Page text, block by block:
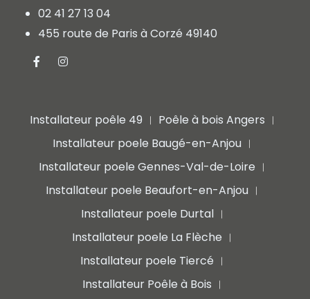
02 41 27 13 04
455 route de Paris à Corzé 49140
Installateur poêle 49 Poêle à bois Angers
Installateur poele Baugé-en-Anjou
Installateur poele Gennes-Val-de-Loire
Installateur poele Beaufort-en-Anjou
Installateur poele Durtal
Installateur poele La Flèche
Installateur poele Tiercé
Installateur Poêle à Bois